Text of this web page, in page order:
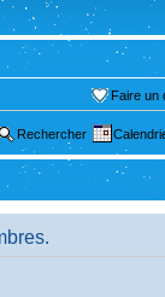
Faire un
Rechercher